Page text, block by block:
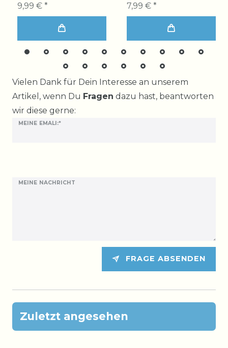
9,99 € * 7,99 € *
Vielen Dank für Dein Interesse an unserem
Artikel, wenn Du Fragen dazu hast, beantworten
wir diese gerne:
MEINE EMALI:*
MEINE NACHRICHT
Ceres::Template.mailFormHoneypotLabel
FRAGE ABSENDEN
Zuletzt angesehen